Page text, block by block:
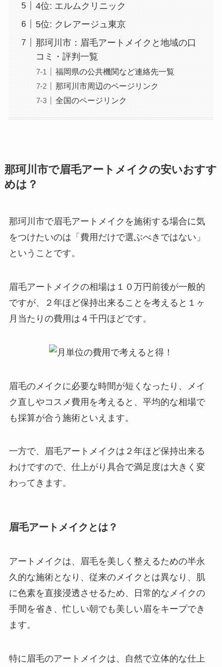
4位: エルムクリニック
5位: クレアージュ東京
那珂川市：眉毛アートメイクと地域の口
コミ・評判一覧
福岡県の公共機関など連絡先一覧
那珂川市周辺のページリンク
全国のページリンク
那珂川市で眉毛アートメイクの安いおすす
めは？
那珂川市で眉毛アートメイクを施術する場合に気
をつけたいのは 「費用だけで選ぶべきではない」
ということです。
眉毛アートメイクの相場は１０万円前後が一般的
ですが、２年ほど保持出来ることを考えると１ヶ
月当たりの費用は４千円ほどです。
眉毛のメイクに必要な時間が短くなったり、メイ
ク直しやコスメ費用を考えると、平均的な相場で
も採算が合う施術といえます。
一方で、眉毛アートメイクは２年ほど保持出来る
わけですので、仕上がり具合で満足度は大きく変
わってきます。
眉毛アートメイクとは？
アートメイクは、眉毛を美しく整えるための半永
久的な施術となり、従来のメイクとは異なり、肌
に色素を直接浸透させるため、日常的なメイクの
手間を省き、忙しい朝でも美しい眉をキープでき
ます。
特に眉毛のアートメイクは、自然で立体的な仕上